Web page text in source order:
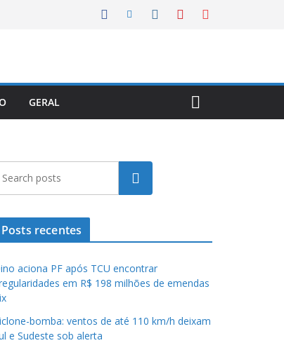
GERAL
Pesquisar
Posts recentes
aciona PF após TCU encontrar
em R$ 198 milhões de emendas
bomba: ventos de até 110 km/h deixam
e Sudeste sob alerta